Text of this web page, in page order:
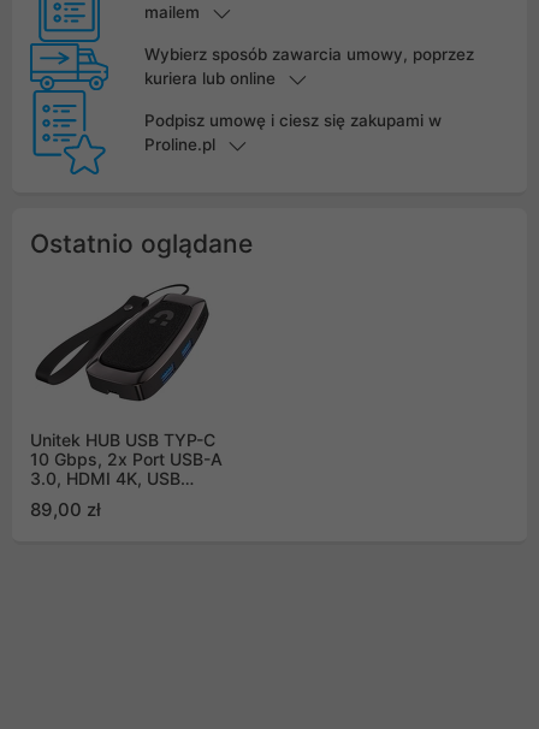
mailem
Wybierz sposób zawarcia umowy, poprzez
kuriera lub online
Podpisz umowę i ciesz się zakupami w
Proline.pl
Ostatnio oglądane
Unitek HUB USB TYP-C
10 Gbps, 2x Port USB-A
3.0, HDMI 4K, USB
(D1053A)
89,00 zł